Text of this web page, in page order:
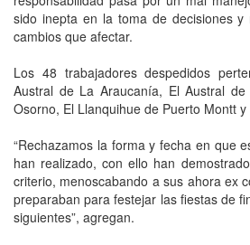
sido inepta en la toma de decisiones
cambios que afectar.
Los 48 trabajadores despedidos
Austral de La Araucanía, El Austral
Osorno, El Llanquihue de Puerto Montt
“Rechazamos la forma y fecha en que
han realizado, con ello han
criterio, menoscabando a sus ahora ex
preparaban para festejar las fiestas de
siguientes”, agregan.